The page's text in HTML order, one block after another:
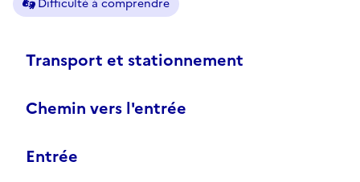
Transport et stationnement
Chemin vers l'entrée
Entrée